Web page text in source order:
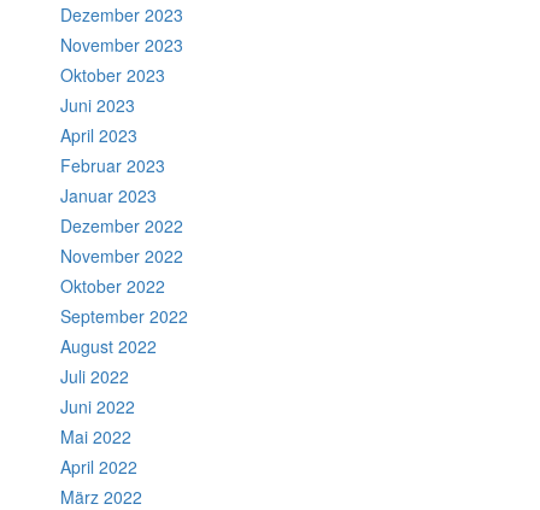
Dezember 2023
November 2023
Oktober 2023
Juni 2023
April 2023
Februar 2023
Januar 2023
Dezember 2022
November 2022
Oktober 2022
September 2022
August 2022
Juli 2022
Juni 2022
Mai 2022
April 2022
März 2022